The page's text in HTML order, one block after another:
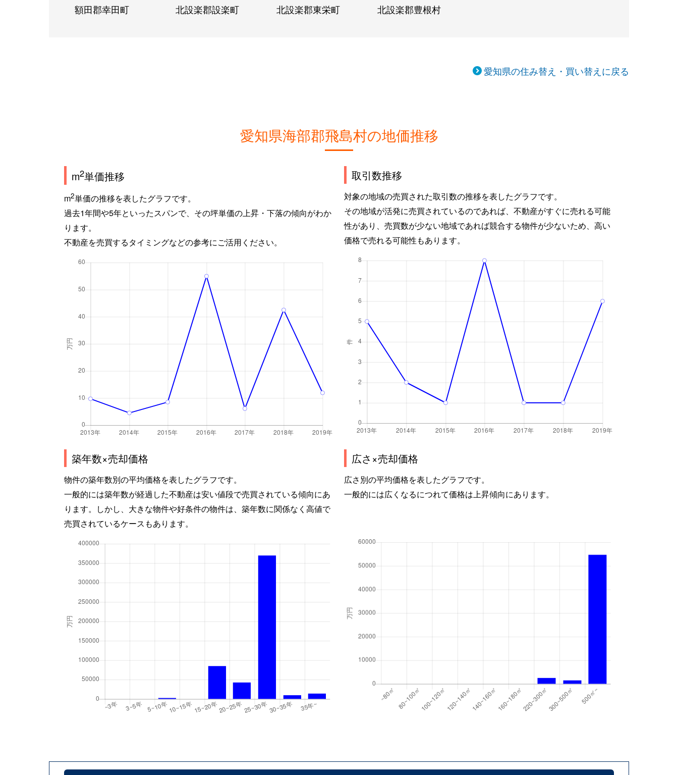
額田郡幸田町
北設楽郡設楽町 北設楽郡東栄町 北設楽郡豊根村
愛知県の住み替え・買い替えに戻る
愛知県海部郡飛島村の地価推移
m2単価推移
m2単価の推移を表したグラフです。
過去1年間や5年といったスパンで、その坪単価の上昇・下落の傾向がわか
ります。
不動産を売買するタイミングなどの参考にご活用ください。
取引数推移
対象の地域の売買された取引数の推移を表したグラフです。
その地域が活発に売買されているのであれば、不動産がすぐに売れる可能
性があり、売買数が少ない地域であれば競合する物件が少ないため、高い
価格で売れる可能性もあります。
築年数×売却価格
物件の築年数別の平均価格を表したグラフです。
一般的には築年数が経過した不動産は安い値段で売買されている傾向にあ
ります。しかし、大きな物件や好条件の物件は、築年数に関係なく高値で
売買されているケースもあります。
広さ×売却価格
広さ別の平均価格を表したグラフです。
一般的には広くなるにつれて価格は上昇傾向にあります。